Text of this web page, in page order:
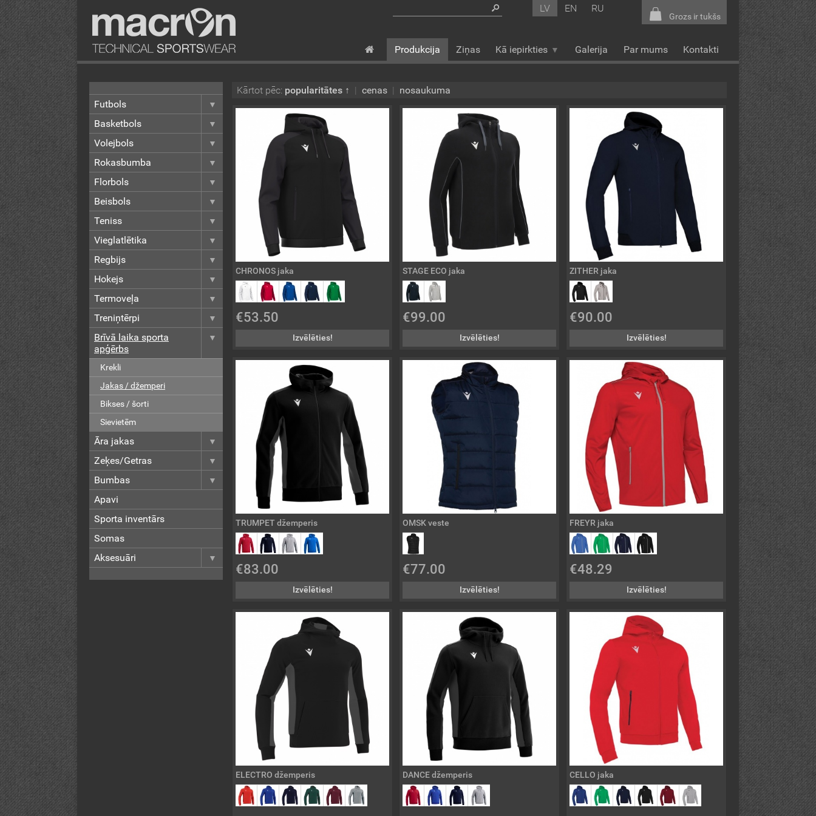
LV EN RU
Grozs ir tukšs
Produkcija Ziņas Kā iepirkties Galerija Par mums Kontakti
Futbols
Basketbols
Volejbols
Rokasbumba
Florbols
Beisbols
Teniss
Vieglatlētika
Regbijs
Hokejs
Termoveļa
Treniņtērpi
Brīvā laika sporta
apģērbs
Krekli
Jakas / džemperi
Bikses / šorti
Sievietēm
Āra jakas
Zeķes/Getras
Bumbas
Apavi
Sporta inventārs
Somas
Aksesuāri
Kārtot pēc: popularitātes ↑ | cenas | nosaukuma
CHRONOS jaka
€53.50
Izvēlēties!
STAGE ECO jaka
€99.00
Izvēlēties!
ZITHER jaka
€90.00
Izvēlēties!
TRUMPET džemperis
€83.00
Izvēlēties!
OMSK veste
€77.00
Izvēlēties!
FREYR jaka
€48.29
Izvēlēties!
ELECTRO džemperis DANCE džemperis CELLO jaka